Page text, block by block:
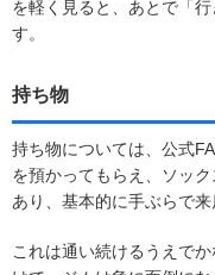
を軽く見ると、あとで「
す。
持ち物
持ち物については、公式
を預かってもらえ、ソッ
あり、基本的に手ぶらで
これは通い続けるうえで